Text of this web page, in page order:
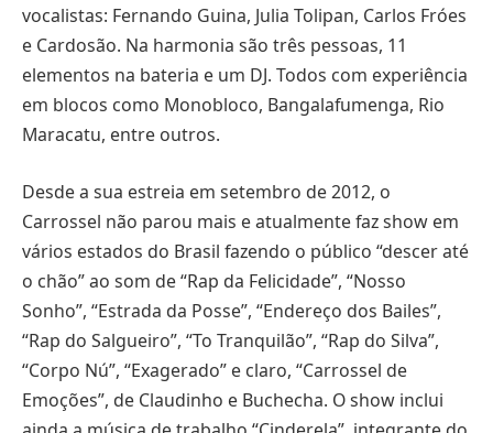
vocalistas: Fernando Guina, Julia Tolipan, Carlos Fróes
e Cardosão. Na harmonia são três pessoas, 11
elementos na bateria e um DJ. Todos com experiência
em blocos como Monobloco, Bangalafumenga, Rio
Maracatu, entre outros.
Desde a sua estreia em setembro de 2012, o
Carrossel não parou mais e atualmente faz show em
vários estados do Brasil fazendo o público “descer até
o chão” ao som de “Rap da Felicidade”, “Nosso
Sonho”, “Estrada da Posse”, “Endereço dos Bailes”,
“Rap do Salgueiro”, “To Tranquilão”, “Rap do Silva”,
“Corpo Nú”, “Exagerado” e claro, “Carrossel de
Emoções”, de Claudinho e Buchecha. O show inclui